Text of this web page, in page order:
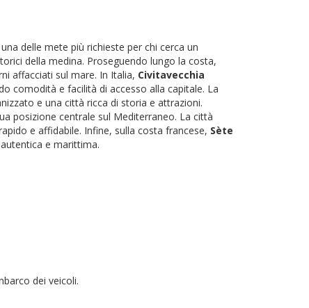
delle mete più richieste per chi cerca un
della medina. Proseguendo lungo la costa,
affacciati sul mare. In Italia, Civitavecchia
comodità e facilità di accesso alla capitale. La
e una città ricca di storia e attrazioni.
posizione centrale sul Mediterraneo. La città
e affidabile. Infine, sulla costa francese, Sète
e marittima.
dei veicoli.